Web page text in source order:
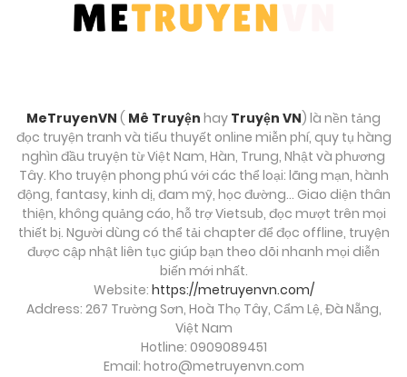
Tháng 9 27, 2025
Chương 188
Tháng 9 27, 2025
Chương 187
Tháng 9 27, 2025
MeTruyenVN ( Mê Truyện hay Truyện VN) là nền tảng
đọc truyện tranh và tiểu thuyết online miễn phí, quy tụ hàng
nghìn đầu truyện từ Việt Nam, Hàn, Trung, Nhật và phương
Tây. Kho truyện phong phú với các thể loại: lãng mạn, hành
động, fantasy, kinh dị, đam mỹ, học đường… Giao diện thân
thiện, không quảng cáo, hỗ trợ Vietsub, đọc mượt trên mọi
thiết bị. Người dùng có thể tải chapter để đọc offline, truyện
được cập nhật liên tục giúp bạn theo dõi nhanh mọi diễn
biến mới nhất.
Website: https://metruyenvn.com/
Address: 267 Trường Sơn, Hoà Thọ Tây, Cẩm Lệ, Đà Nẵng,
Việt Nam
Hotline: 0909089451
Email: hotro@metruyenvn.com